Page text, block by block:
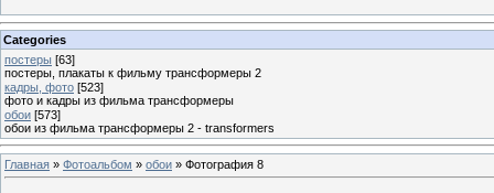
Categories
постеры [63]
постеры, плакаты к фильму трансформеры 2
кадры, фото [523]
фото и кадры из фильма трансформеры
обои [573]
обои из фильма трансформеры 2 - transformers
Главная » Фотоальбом » обои » Фотография 8